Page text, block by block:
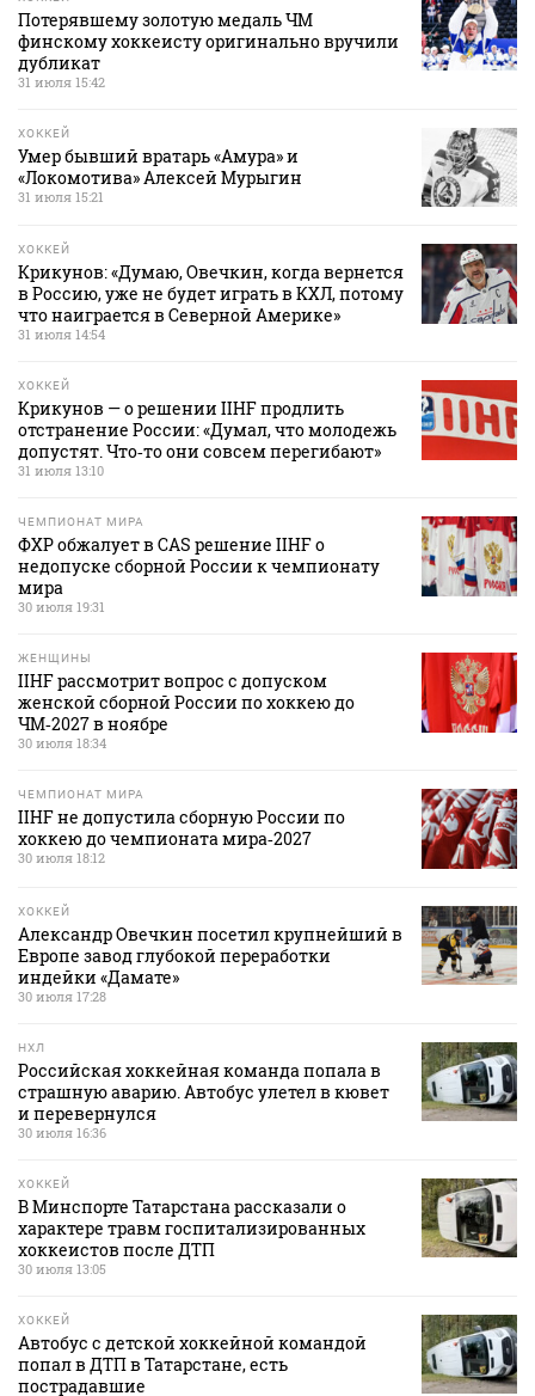
Потерявшему золотую медаль ЧМ
финскому хоккеисту оригинально вручили
дубликат
31 июля 15:42
ХОККЕЙ
Умер бывший вратарь «Амура» и
«Локомотива» Алексей Мурыгин
31 июля 15:21
ХОККЕЙ
Крикунов: «Думаю, Овечкин, когда вернется
в Россию, уже не будет играть в КХЛ, потому
что наиграется в Северной Америке»
31 июля 14:54
ХОККЕЙ
Крикунов — о решении IIHF продлить
отстранение России: «Думал, что молодежь
допустят. Что‑то они совсем перегибают»
31 июля 13:10
ЧЕМПИОНАТ МИРА
ФХР обжалует в CAS решение IIHF о
недопуске сборной России к чемпионату
мира
30 июля 19:31
ЖЕНЩИНЫ
IIHF рассмотрит вопрос с допуском
женской сборной России по хоккею до
ЧМ‑2027 в ноябре
30 июля 18:34
ЧЕМПИОНАТ МИРА
IIHF не допустила сборную России по
хоккею до чемпионата мира‑2027
30 июля 18:12
ХОККЕЙ
Александр Овечкин посетил крупнейший в
Европе завод глубокой переработки
индейки «Дамате»
30 июля 17:28
НХЛ
Российская хоккейная команда попала в
страшную аварию. Автобус улетел в кювет
и перевернулся
30 июля 16:36
ХОККЕЙ
В Минспорте Татарстана рассказали о
характере травм госпитализированных
хоккеистов после ДТП
30 июля 13:05
ХОККЕЙ
Автобус с детской хоккейной командой
попал в ДТП в Татарстане, есть
пострадавшие